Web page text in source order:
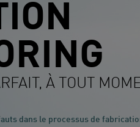
À TOUT
dans le processus de